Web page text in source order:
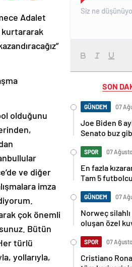
Adalet
kurtararak
olduğunu
ve diğer
imza
çok önemli
Bütün
türlü
yollarıyla,
SON
GÜNDEM 07
Joe Biden 6
Senato buz
SPOR 07
En fazla
Tam 5
GÜNDEM 07
Norweç
oluşan özel
SPOR 07
Cristiano